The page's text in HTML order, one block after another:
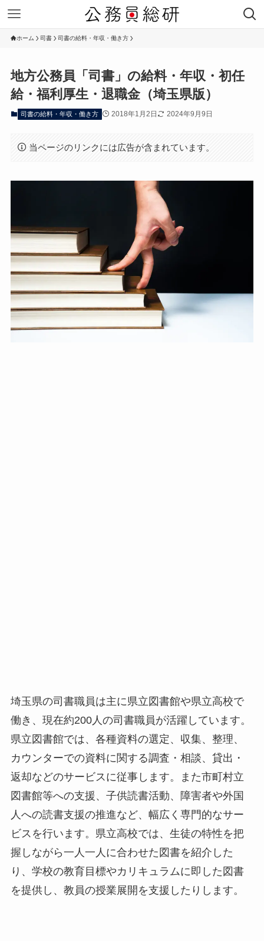
ホーム 司書 司書の給料・年収・働き方
地方公務員「司書」の給料・年収・初任
給・福利厚生・退職金（埼玉県版）
司書の給料・年収・働き方 2018年1月2日 2024年9月9日
当ページのリンクには広告が含まれています。
埼玉県の司書職員は主に県立図書館や県立高校で
働き、現在約200人の司書職員が活躍しています。
県立図書館では、各種資料の選定、収集、整理、
カウンターでの資料に関する調査・相談、貸出・
返却などのサービスに従事します。また市町村立
図書館等への支援、子供読書活動、障害者や外国
人への読書支援の推進など、幅広く専門的なサー
ビスを行います。県立高校では、生徒の特性を把
握しながら一人一人に合わせた図書を紹介した
り、学校の教育目標やカリキュラムに即した図書
を提供し、教員の授業展開を支援したりします。